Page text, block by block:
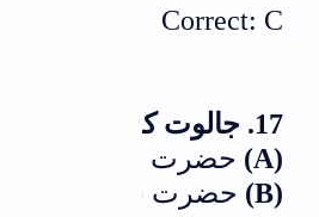
Correct: C
17. جالوت کو کس نبی نے قتل کیا؟
(A)
حضرت موسیٰ علیہ
(B)
حضرت سلیمان علیہ